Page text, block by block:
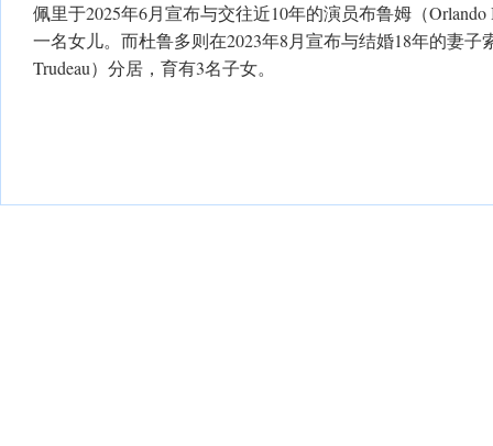
佩里于2025年6月宣布与交往近10年的演员布鲁姆（
一名女儿。而杜鲁多则在2023年8月宣布与结婚18年的妻子
Trudeau）分居，育有3名子女。